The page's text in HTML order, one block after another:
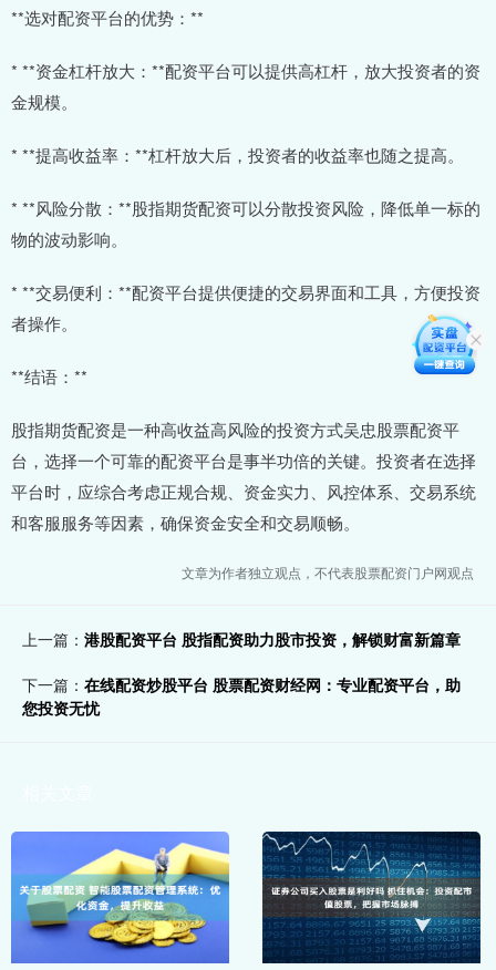
**选对配资平台的优势：**
* **资金杠杆放大：**配资平台可以提供高杠杆，放大投资者的资
金规模。
* **提高收益率：**杠杆放大后，投资者的收益率也随之提高。
* **风险分散：**股指期货配资可以分散投资风险，降低单一标的
物的波动影响。
* **交易便利：**配资平台提供便捷的交易界面和工具，方便投资
者操作。
**结语：**
股指期货配资是一种高收益高风险的投资方式吴忠股票配资平
台，选择一个可靠的配资平台是事半功倍的关键。投资者在选择
平台时，应综合考虑正规合规、资金实力、风控体系、交易系统
和客服服务等因素，确保资金安全和交易顺畅。
文章为作者独立观点，不代表股票配资门户网观点
上一篇： 港股配资平台 股指配资助力股市投资，解锁财富新篇章
下一篇： 在线配资炒股平台 股票配资财经网：专业配资平台，助
您投资无忧